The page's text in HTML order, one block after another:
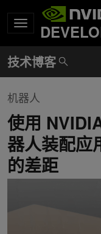
机器人
使用
器人装配应
的差距